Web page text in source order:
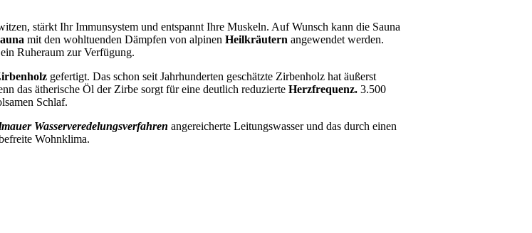
stärkt Ihr Immunsystem und entspannt Ihre Muskeln. Auf Wunsch kann die Sauna
mit den wohltuenden Dämpfen von alpinen Heilkräutern angewendet werden.
Ruheraum zur Verfügung.
gefertigt. Das schon seit Jahrhunderten geschätzte Zirbenholz hat äußerst
das ätherische Öl der Zirbe sorgt für eine deutlich reduzierte Herzfrequenz. 3.500
Schlaf.
Wasserveredelungsverfahren angereicherte Leitungswasser und das durch einen
Wohnklima.